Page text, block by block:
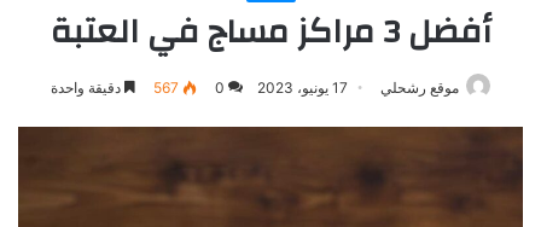
أفضل 3 مراكز مساج في العتبة
موقع رشحلي 17 يونيو، 2023 0
567 دقيقة واحدة